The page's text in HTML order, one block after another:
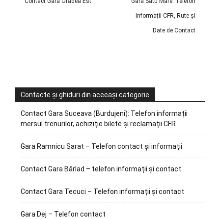
Informații CFR, Rute și
Date de Contact
Contacte și ghiduri din aceeași categorie
Contact Gara Suceava (Burdujeni): Telefon informații
mersul trenurilor, achiziție bilete și reclamații CFR
Gara Ramnicu Sarat – Telefon contact și informații
Contact Gara Bârlad – telefon informații și contact
Contact Gara Tecuci – Telefon informații și contact
Gara Dej – Telefon contact